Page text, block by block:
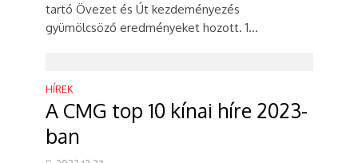
tartó Övezet és Út kezdeményezés
gyümölcsöző eredményeket hozott. 1...
HÍREK
A CMG top 10 kínai híre 2023-
ban